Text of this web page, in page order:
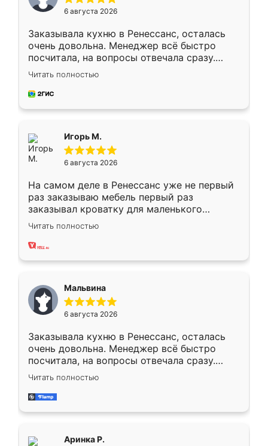
6 августа 2026
Заказывала кухню в Ренессанс, осталась
очень довольна. Менеджер всё быстро
посчитала, на вопросы отвечала сразу.
Замерщик приехал в субботу, подошёл к
делу со всей ответственностью. Собрали
за день, ребята работали аккуратно, даже
Читать полностью
Игорь М.
6 августа 2026
На самом деле в Ренессанс уже не первый
раз заказываю мебель первый раз
заказывал кроватку для маленького
ребёнка при его рождении ,во второй раз
заказал шкаф-купе. По качеству очень
хорошее сборка достаточно быстрая,
меньше, здесь же он более разнообразный.
Мне нравится ,если что-то потребуется из
мебели буду заказывать только здесь.
Читать полностью
Мальвина
6 августа 2026
Заказывала кухню в Ренессанс, осталась
очень довольна. Менеджер всё быстро
посчитала, на вопросы отвечала сразу.
Замерщик приехал в субботу, подошёл к
делу со всей ответственностью. Собрали
за день, ребята работали аккуратно, даже
Читать полностью
Аринка Р.